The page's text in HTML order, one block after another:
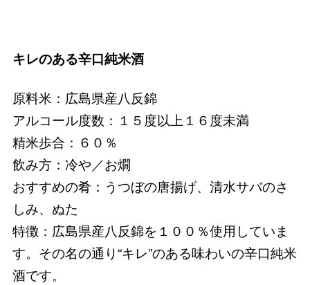
キレのある辛口純米酒
原料米：広島県産八反錦
アルコール度数：１５度以上１６度未満
精米歩合：６０％
飲み方：冷や／お燗
おすすめの肴：うつぼの唐揚げ、清水サバのさ
しみ、ぬた
特徴：広島県産八反錦を１００％使用していま
す。その名の通り“キレ”のある味わいの辛口純米
酒です。